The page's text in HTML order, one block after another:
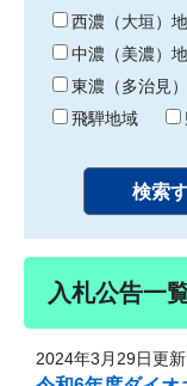
り 西濃（大垣）
中濃（美濃）
東濃（多治見
飛騨地域
入札公告一
2024年3月29日更新